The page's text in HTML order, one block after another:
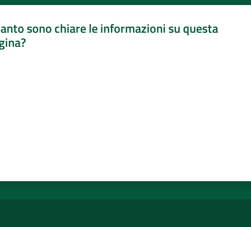
sono chiare le informazioni su questa